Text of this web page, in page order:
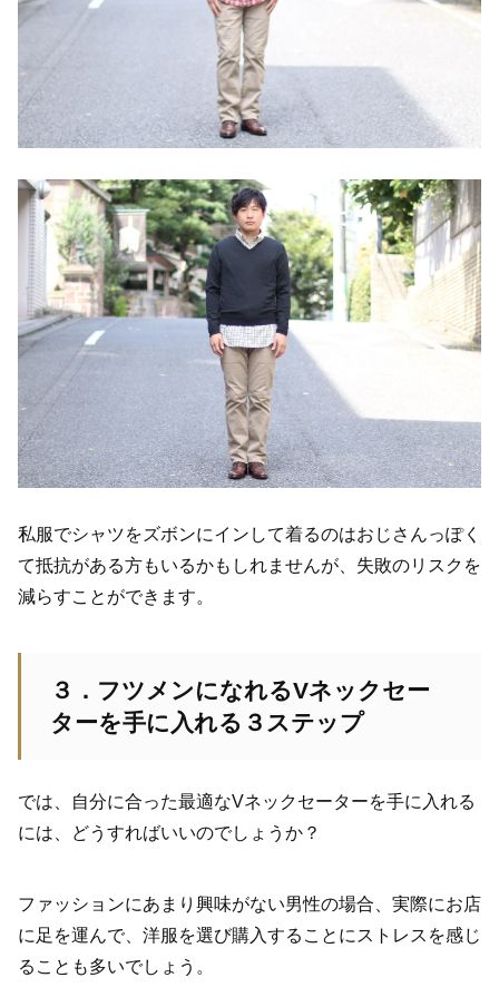
私服でシャツをズボンにインして着るのはおじさんっぽく
て抵抗がある方もいるかもしれませんが、失敗のリスクを
減らすことができます。
３．フツメンになれるVネックセー
ターを手に入れる３ステップ
では、自分に合った最適なVネックセーターを手に入れる
には、どうすればいいのでしょうか？
ファッションにあまり興味がない男性の場合、実際にお店
に足を運んで、洋服を選び購入することにストレスを感じ
ることも多いでしょう。